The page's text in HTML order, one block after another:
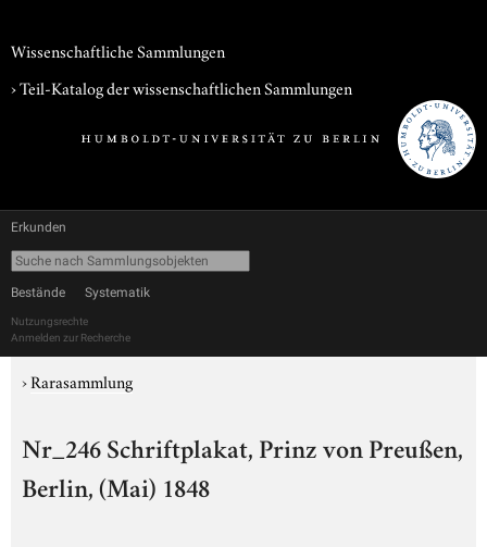
Wissenschaftliche Sammlungen
› Teil-Katalog der wissenschaftlichen Sammlungen
Erkunden
Bestände Systematik
Nutzungsrechte
Anmelden zur Recherche
›Rarasammlung
Nr_246 Schriftplakat, Prinz von Preußen,
Berlin, (Mai) 1848